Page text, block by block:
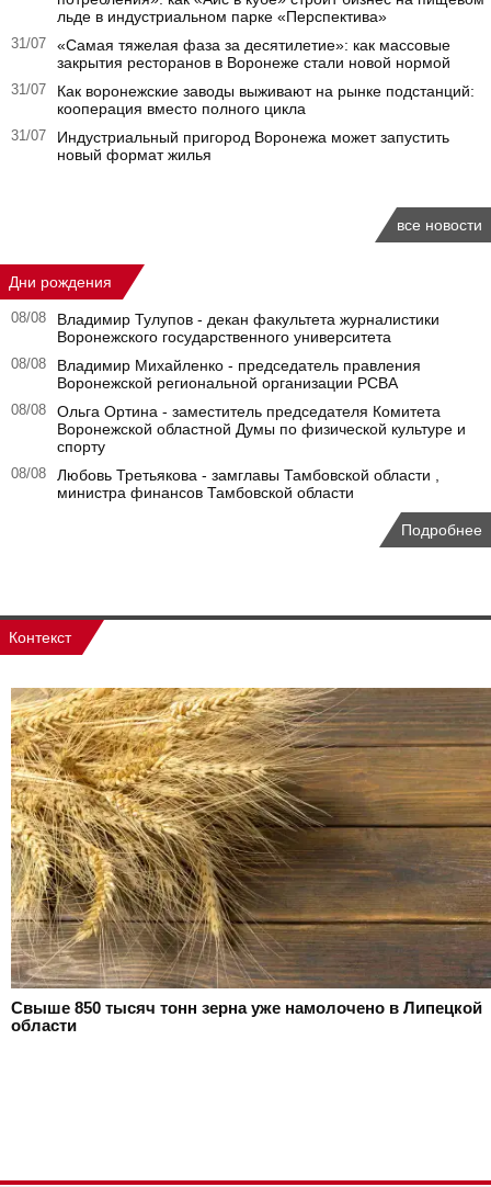
льде в индустриальном парке «Перспектива»
31/07
«Самая тяжелая фаза за десятилетие»: как массовые
закрытия ресторанов в Воронеже стали новой нормой
31/07
Как воронежские заводы выживают на рынке подстанций:
кооперация вместо полного цикла
31/07
Индустриальный пригород Воронежа может запустить
новый формат жилья
все новости
Дни рождения
08/08
Владимир Тулупов - декан факультета журналистики
Воронежского государственного университета
08/08
Владимир Михайленко - председатель правления
Воронежской региональной организации РСВА
08/08
Ольга Ортина - заместитель председателя Комитета
Воронежской областной Думы по физической культуре и
спорту
08/08
Любовь Третьякова - замглавы Тамбовской области ,
министра финансов Тамбовской области
Подробнее
Контекст
Свыше 850 тысяч тонн зерна уже намолочено в Липецкой
области